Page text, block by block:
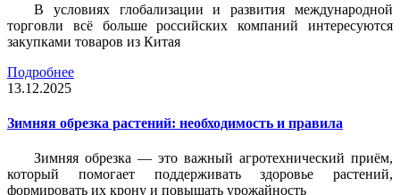
В условиях глобализации и развития международной
торговли всё больше российских компаний интересуются
закупками товаров из Китая
Подробнее
13.12.2025
Зимняя обрезка растений: необходимость и правила
Зимняя обрезка — это важный агротехнический приём,
который помогает поддерживать здоровье растений,
формировать их крону и повышать урожайность